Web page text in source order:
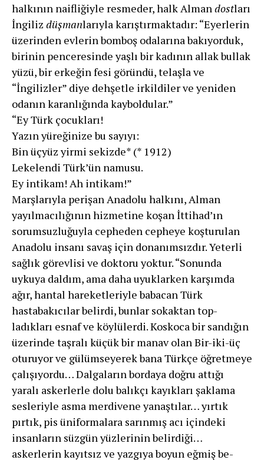
halkının naifliğiyle resmeder, halk Alman dostları
İngiliz düşmanlarıyla karıştırmaktadır: “Eyerle­rin
üzerinden evlerin bomboş odalarına bakıyorduk,
birinin penceresinde yaşlı bir kadının allak bullak
yüzü, bir erkeğin fesi göründü, telaşla ve
“İngilizler” diye deh­şetle irkildiler ve yeniden
odanın karanlığında kaybol­dular.”
“Ey Türk çocukları!
Yazın yüreğinize bu sayıyı:
Bin üçyüz yirmi sekizde* (* 1912)
Lekelendi Türk’ün namusu.
Ey intikam! Ah intikam!”
Marşlarıyla perişan Anadolu halkını, Alman
yayılmacılığının hizmetine koşan İttihad’ın
sorumsuzluğuyla cepheden cepheye koşturulan
Anadolu insanı savaş için donanımsızdır. Yeterli
sağlık görevlisi ve doktoru yoktur. “Sonunda
uykuya daldım, ama da­ha uyuklarken karşımda
ağır, hantal hareketleriyle ba­bacan Türk
hastabakıcılar belirdi, bunlar sokaktan top­
ladıkları esnaf ve köylülerdi. Koskoca bir sandığın
üze­rinde taşralı küçük bir manav olan Bir-iki-üç
oturuyor ve gülümseyerek bana Türkçe öğretmeye
çalışıyordu… Dalgaların bordaya doğru attığı
yaralı askerlerle do­lu balıkçı kayıkları şaklama
sesleriyle asma merdivene yanaştılar… yırtık
pırtık, pis üniformalara sarınmış acı içindeki
insanların süzgün yüzlerinin belirdiği…
askerlerin kayıtsız ve yazgıya boyun eğmiş be­